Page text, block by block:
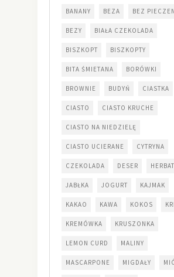
BANANY BEZA BEZ
BEZY BIAŁA CZEKOLADA
BISZKOPT BISZKOPTY
BITA ŚMIETANA BORÓWKI
BROWNIE BUDYŃ CIASTKA
CIASTO CIASTO KRUCHE
CIASTO NA NIEDZIELĘ
CIASTO UCIERANE CYTRYNA
CZEKOLADA DESER
JABŁKA JOGURT KAJMAK
KAKAO KAWA KOKOS
KREMÓWKA KRUSZONKA
LEMON CURD MALINY
MASCARPONE MIGDAŁY